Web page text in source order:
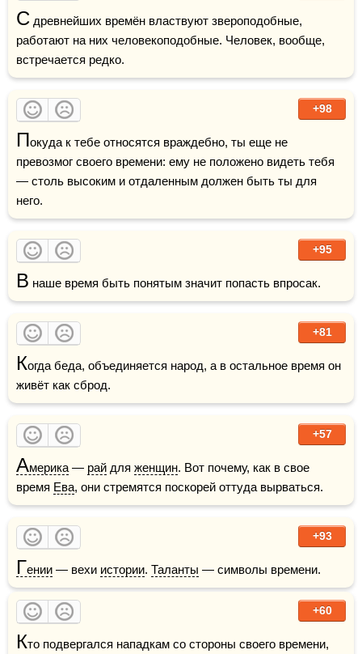
С древнейших времён властвуют звероподобные,
работают на них человекоподобные. Человек, вообще,
встречается редко.
+98
Покуда к тебе относятся враждебно, ты еще не
превозмог своего времени: ему не положено видеть тебя
— столь высоким и отдаленным должен быть ты для
него.
+95
В наше время быть понятым значит попасть впросак.
+81
Когда беда, объединяется народ, а в остальное время он
живёт как сброд.
+57
Америка — рай для женщин. Вот почему, как в свое
время Ева, они стремятся поскорей оттуда вырваться.
+93
Гении — вехи истории. Таланты — символы времени.
+60
Кто подвергался нападкам со стороны своего времени,